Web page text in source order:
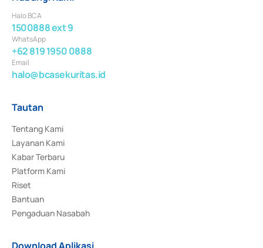
Halo BCA
1500888 ext 9
WhatsApp
+62 819 1950 0888
Email
halo@bcasekuritas.id
Tautan
Tentang Kami
Layanan Kami
Kabar Terbaru
Platform Kami
Riset
Bantuan
Pengaduan Nasabah